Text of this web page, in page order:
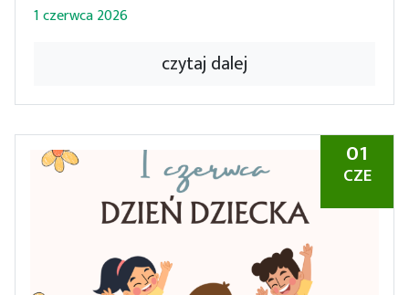
1 czerwca 2026
czytaj dalej
01
CZE